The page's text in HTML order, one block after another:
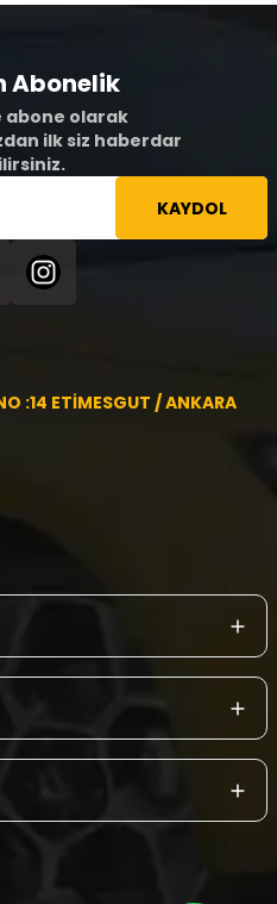
Abonelik
abone olarak
ilk siz haberdar
KAYDOL
:14 ETİMESGUT / ANKARA